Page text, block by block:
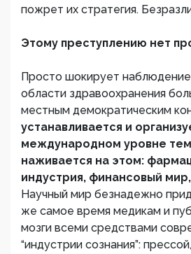
пожрет их стратегия.
Этому преступлению нет
Просто шокирует
области здравоохранения
местным демократическим
устанавливается и
международном уровне
наживается на этом:
индустрия, финансовый
Научный мир безнадежно
же самое время медикам и
мозги всеми средствами
“индустрии сознания”: